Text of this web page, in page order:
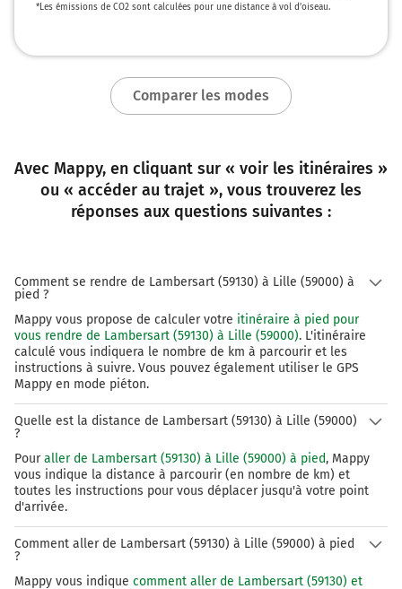
*Les émissions de CO2 sont calculées pour une distance à vol d’oiseau.
Comparer les modes
Avec Mappy, en cliquant sur « voir les itinéraires »
ou « accéder au trajet », vous trouverez les
réponses aux questions suivantes :
Comment se rendre de Lambersart (59130) à Lille (59000) à
pied ?
Mappy vous propose de calculer votre itinéraire à pied pour
vous rendre de Lambersart (59130) à Lille (59000). L'itinéraire
calculé vous indiquera le nombre de km à parcourir et les
instructions à suivre. Vous pouvez également utiliser le GPS
Mappy en mode piéton.
Quelle est la distance de Lambersart (59130) à Lille (59000)
?
Pouraller de Lambersart (59130) à Lille (59000) à pied, Mappy
vous indique la distance à parcourir (en nombre de km) et
toutes les instructions pour vous déplacer jusqu'à votre point
d'arrivée.
Comment aller de Lambersart (59130) à Lille (59000) à pied
?
Mappy vous indique comment aller de Lambersart (59130) et